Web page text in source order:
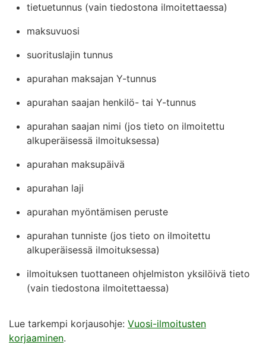
tietuetunnus (vain tiedostona ilmoitettaessa)
maksuvuosi
suorituslajin tunnus
apurahan maksajan Y-tunnus
apurahan saajan henkilö- tai Y-tunnus
apurahan saajan nimi (jos tieto on ilmoitettu
alkuperäisessä ilmoituksessa)
apurahan maksupäivä
apurahan laji
apurahan myöntämisen peruste
apurahan tunniste (jos tieto on ilmoitettu
alkuperäisessä ilmoituksessa)
ilmoituksen tuottaneen ohjelmiston yksilöivä tieto
(vain tiedostona ilmoitettaessa)
Lue tarkempi korjausohje: Vuosi-ilmoitusten
korjaaminen.